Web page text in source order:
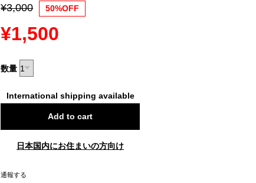
¥3,000 50%OFF
¥1,500
数量
International shipping available
Add to cart
日本国内にお住まいの方向け
通報する